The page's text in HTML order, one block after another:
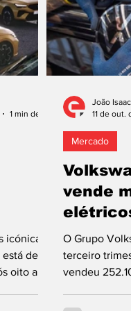
ID. Polo.
Cross e
que
por fim, a
motorizações
apenas em
saudosistas
que a marca
Portugal —
agora que
os novos
icónicas
está de
oito anos
vende
O Grupo
terceiro
vendeu
Mercado
João Isaac
11 de out.